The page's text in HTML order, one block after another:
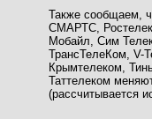
Также сообщаем,
СМАРТС,
Мобайл, Сим
ТрансТелеКом, V-
Крымтелеком,
Таттелеком
(рассчитывается